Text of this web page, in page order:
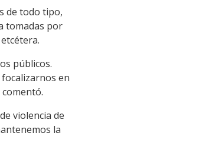
de todo tipo,
tomadas por
públicos.
en
violencia de
la